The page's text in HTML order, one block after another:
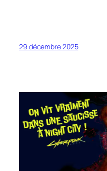
29 décembre 2025